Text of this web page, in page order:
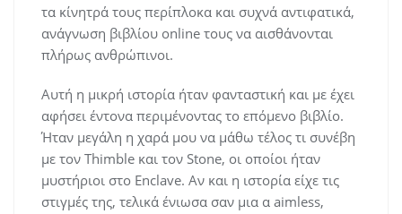
τα κίνητρά τους περίπλοκα και συχνά αντιφατικά,
ανάγνωση βιβλίου online τους να αισθάνονται
πλήρως ανθρώπινοι.
Αυτή η μικρή ιστορία ήταν φανταστική και με έχει
αφήσει έντονα περιμένοντας το επόμενο βιβλίο.
Ήταν μεγάλη η χαρά μου να μάθω τέλος τι συνέβη
με τον Thimble και τον Stone, οι οποίοι ήταν
μυστήριοι στο Enclave. Αν και η ιστορία είχε τις
στιγμές της, τελικά ένιωσα σαν μια α aimless,